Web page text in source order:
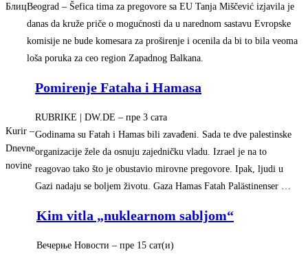
БлицBeograd – Šefica tima za pregovore sa EU Tanja Miščević izjavila je
danas da kruže priče o mogućnosti da u narednom sastavu Evropske
komisije ne bude komesara za proširenje i ocenila da bi to bila veoma
loša poruka za ceo region Zapadnog Balkana.
Kurir –
Dnevne
novine
Pomirenje Fataha i Hamasa
RUBRIKE | DW.DE – ‎пре 3 сата‎
Godinama su Fatah i Hamas bili zavađeni. Sada te dve palestinske
organizacije žele da osnuju zajedničku vladu. Izrael je na to
reagovao tako što je obustavio mirovne pregovore. Ipak, ljudi u
Gazi nadaju se boljem životu. Gaza Hamas Fatah Palästinenser …
Kim vitla „nuklearnom sabljom“
Вечерње Новости – ‎пре 15 сат(и)‎